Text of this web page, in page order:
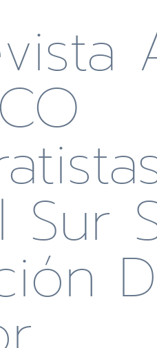
Sur